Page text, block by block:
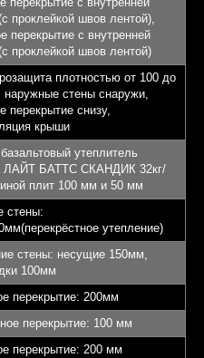
проклейкой швов лентой),
перекрытие с внутренней
проклейкой швов лентой)
плотностью от 100 до
наружные стены снаружи,
перекрытие снизу,
крыши
утеплитель
ЛАЙТ БАТТС СКАНДИК 32кг/
плит 100 мм и 50 мм
стены:
утепление)
стены: несущие 150мм,
100мм
перекрытие: 200мм
перекрытие: 100 мм
перекрытие: 200 мм